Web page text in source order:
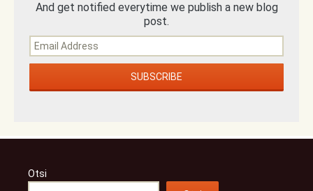
And get notified everytime we publish a new blog
post.
Otsi